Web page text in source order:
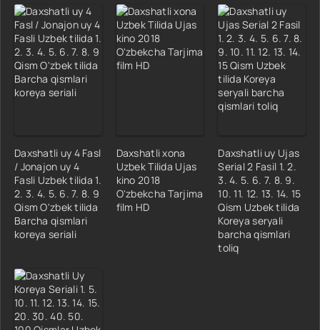
Daxshatli uy 4 Fasl
/ Jonajon uy 4
Fasli Uzbek tilida 1.
2. 3. 4. 5. 6. 7. 8. 9
Qism O'zbek tilida
Barcha qismlari
koreya seriali
Daxshatli xona
Uzbek Tilida Ujas
kino 2018
O'zbekcha Tarjima
film HD
Daxshatli uy Ujas
Serial 2 Fasil 1. 2.
3. 4. 5. 6. 7. 8. 9.
10. 11. 12. 13. 14. 15
Qism Uzbek tilida
Koreya seryali
barcha qismlari
toliq